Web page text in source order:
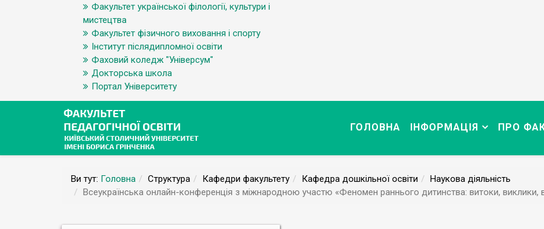
Факультет української філології, культури і
мистецтва
Факультет фізичного виховання і спорту
Інститут післядипломної освіти
Фаховий коледж "Універсум"
Докторська школа
Портал Університету
ГОЛОВНА ІНФОРМАЦІЯ ПРО
Ви тут: Головна Структура Кафедри факультету Кафедра дошкільної освіти
Наукова діяльність
Всеукраїнська онлайн-конференція з міжнародною участю «Феномен раннього дитинства: витоки, виклики,